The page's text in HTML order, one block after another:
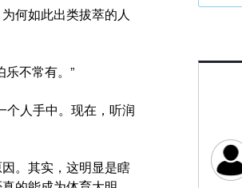
何如此出类拔萃的人
乐不常有。”
个人手中。现在，听润
。其实，这明显是瞎